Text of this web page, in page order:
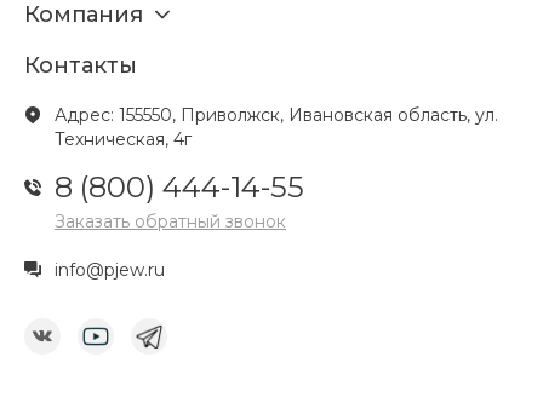
Компания
Контакты
Адрес: 155550, Приволжск, Ивановская область, ул.
Техническая, 4г
8 (800) 444-14-55
Заказать обратный звонок
info@pjew.ru